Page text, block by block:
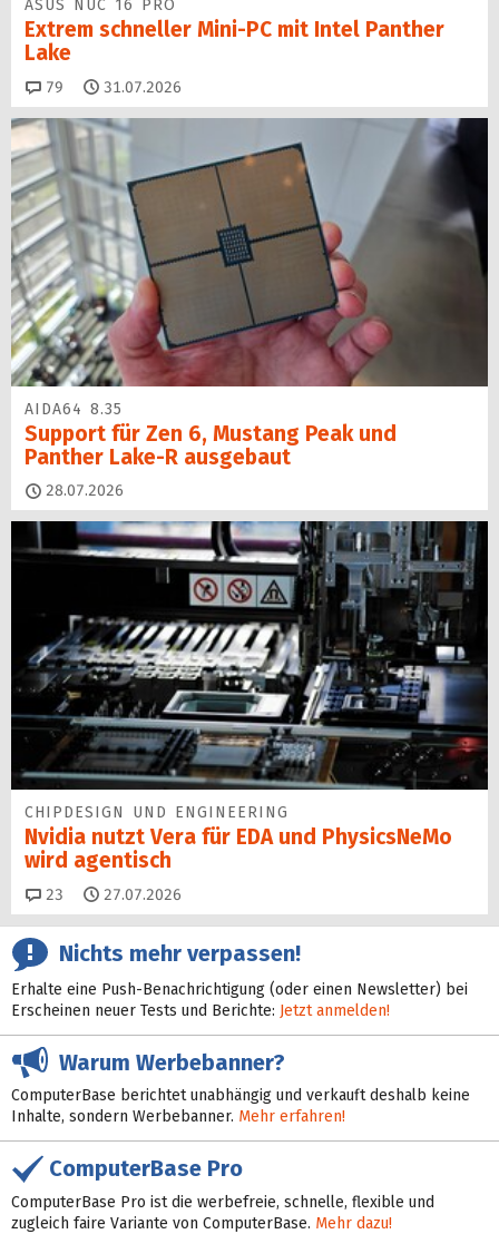
ASUS NUC 16 PRO
Extrem schneller Mini-PC mit Intel Panther
Lake
79 Kommentare
31.07.2026
AIDA64 8.35
Support für Zen 6, Mustang Peak und
Panther Lake-R ausgebaut
28.07.2026
CHIPDESIGN UND ENGINEERING
Nvidia nutzt Vera für EDA und PhysicsNeMo
wird agentisch
23 Kommentare
27.07.2026
Nichts mehr verpassen!
Erhalte eine Push-Benachrichtigung (oder einen Newsletter) bei
Erscheinen neuer Tests und Berichte: Jetzt anmelden!
Warum Werbebanner?
ComputerBase berichtet unabhängig und verkauft deshalb keine
Inhalte, sondern Werbebanner. Mehr erfahren!
ComputerBase Pro
ComputerBase Pro ist die werbefreie, schnelle, flexible und
zugleich faire Variante von ComputerBase. Mehr dazu!